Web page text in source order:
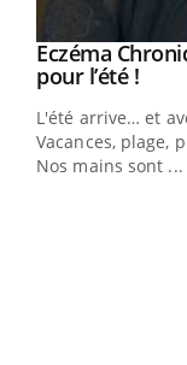
Youtube
Eczéma
pour l’été !
L'été arrive… et
Vacances, plage,
Nos mains sont ...